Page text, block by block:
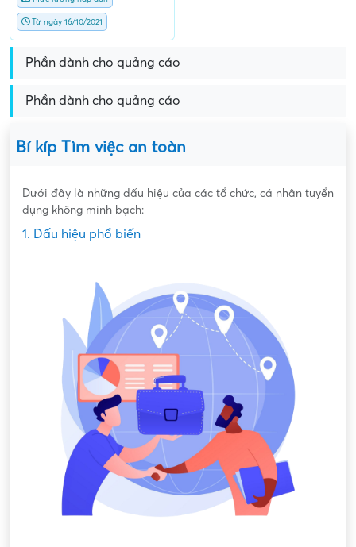
Từ ngày 16/10/2021
Phần dành cho quảng cáo
Phần dành cho quảng cáo
Bí kíp Tìm việc an toàn
Dưới đây là những dấu hiệu của các tổ chức, cá nhân tuyển
dụng không minh bạch:
1. Dấu hiệu phổ biến